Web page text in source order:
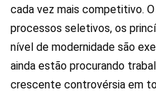
cada vez mais competitivo.
processos seletivos, os
nível de modernidade são
ainda estão procurando
crescente controvérsia em